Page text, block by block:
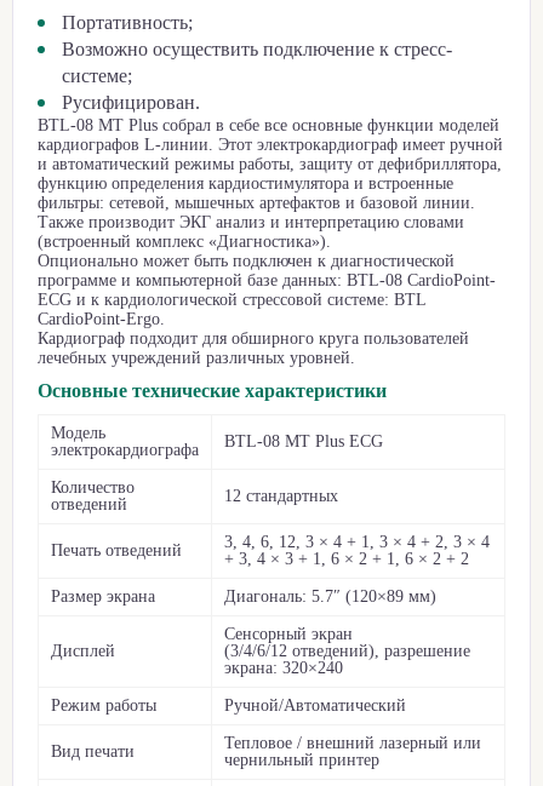
Портативность;
Возможно осуществить подключение к стресс-
системе;
Русифицирован.
BTL-08 MT Plus собрал в себе все основные функции моделей
кардиографов L-линии. Этот электрокардиограф имеет ручной
и автоматический режимы работы, защиту от дефибриллятора,
функцию определения кардиостимулятора и встроенные
фильтры: сетевой, мышечных артефактов и базовой линии.
Также производит ЭКГ анализ и интерпретацию словами
(встроенный комплекс «Диагностика»).
Опционально может быть подключен к диагностической
программе и компьютерной базе данных: BTL-08 CardioPoint-
ECG и к кардиологической стрессовой системе: BTL
CardioPoint-Ergo.
Кардиограф подходит для обширного круга пользователей
лечебных учреждений различных уровней.
Основные технические характеристики
Модель
электрокардиографа
BTL-08 MT Plus ECG
Количество
отведений
12 стандартных
Печать отведений
3, 4, 6, 12, 3 × 4 + 1, 3 × 4 + 2, 3 × 4
+ 3, 4 × 3 + 1, 6 × 2 + 1, 6 × 2 + 2
Размер экрана Диагональ: 5.7″ (120×89 мм)
Дисплей
Сенсорный экран
(3/4/6/12 отведений), разрешение
экрана: 320×240
Режим работы Ручной/Автоматический
Вид печати
Тепловое / внешний лазерный или
чернильный принтер